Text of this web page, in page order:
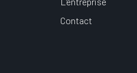
Contact